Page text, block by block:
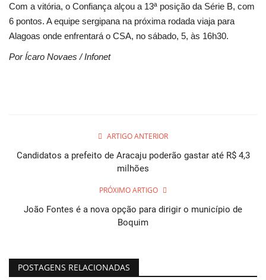
Com a vitória, o Confiança alçou a 13ª posição da Série B, com
6 pontos. A equipe sergipana na próxima rodada viaja para
Alagoas onde enfrentará o CSA, no sábado, 5, às 16h30.
Por Ícaro Novaes / Infonet
ARTIGO ANTERIOR
Candidatos a prefeito de Aracaju poderão gastar até R$ 4,3
milhões
PRÓXIMO ARTIGO
João Fontes é a nova opção para dirigir o município de
Boquim
POSTAGENS RELACIONADAS